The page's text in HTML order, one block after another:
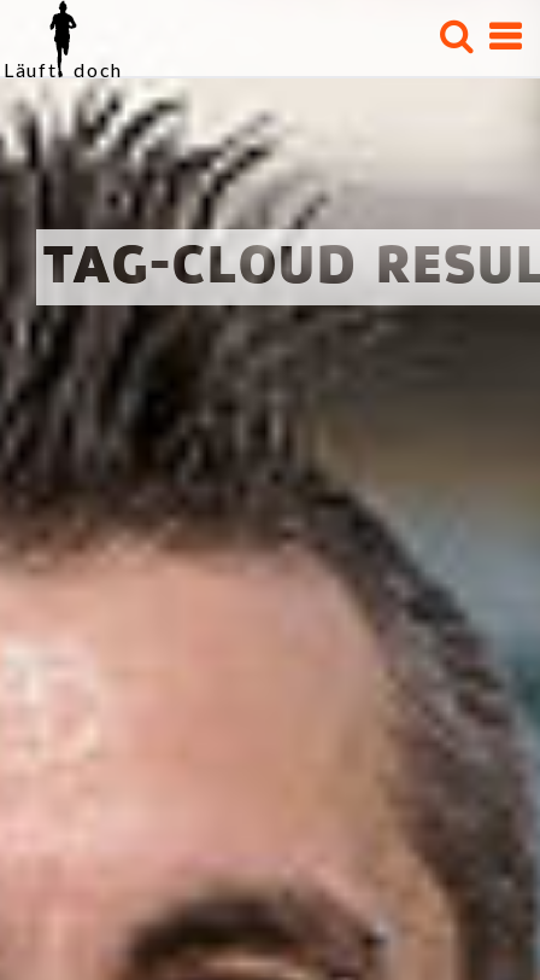
STARTSEITE
TRAINING
WETTKÄMPFE
TERMINE
KLEIDERSCHRANK
DER LÄUFER
IMPRESSUM
DATENSCHUTZERKLÄRUNG
Läuft doch
TAG-CLOUD